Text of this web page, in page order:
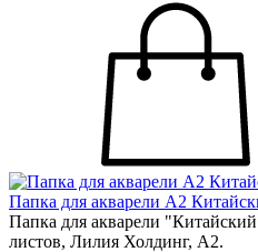
Папка для акварели А2
Папка для акварели
листов, Лилия Холдинг, А2.